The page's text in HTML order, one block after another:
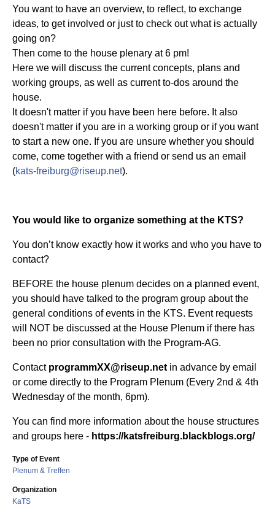
You want to have an overview, to reflect, to exchange
ideas, to get involved or just to check out what is actually
going on?
Then come to the house plenary at 6 pm!
Here we will discuss the current concepts, plans and
working groups, as well as current to-dos around the
house.
It doesn't matter if you have been here before. It also
doesn't matter if you are in a working group or if you want
to start a new one. If you are unsure whether you should
come, come together with a friend or send us an email
(kats-freiburg@riseup.net).
You would like to organize something at the KTS?
You don’t know exactly how it works and who you have to
contact?
BEFORE the house plenum decides on a planned event,
you should have talked to the program group about the
general conditions of events in the KTS. Event requests
will NOT be discussed at the House Plenum if there has
been no prior consultation with the Program-AG.
Contact programmXX@riseup.net in advance by email
or come directly to the Program Plenum (Every 2nd & 4th
Wednesday of the month, 6pm).
You can find more information about the house structures
and groups here - https://katsfreiburg.blackblogs.org/
Type of Event
Plenum & Treffen
Organization
KaTS